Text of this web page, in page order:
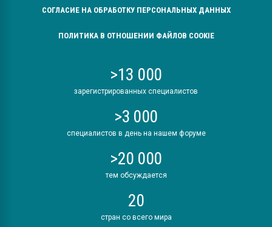
СОГЛАСИЕ НА ОБРАБОТКУ ПЕРСОНАЛЬНЫХ ДАННЫХ
ПОЛИТИКА В ОТНОШЕНИИ ФАЙЛОВ COOKIE
>13 000
зарегистрированных специалистов
>3 000
специалистов в день на нашем форуме
>20 000
тем обсуждается
20
стран со всего мира